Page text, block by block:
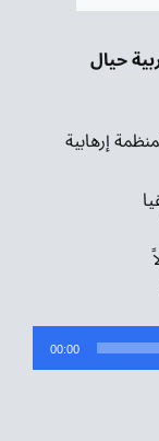
حيال
إرهابية
00:00